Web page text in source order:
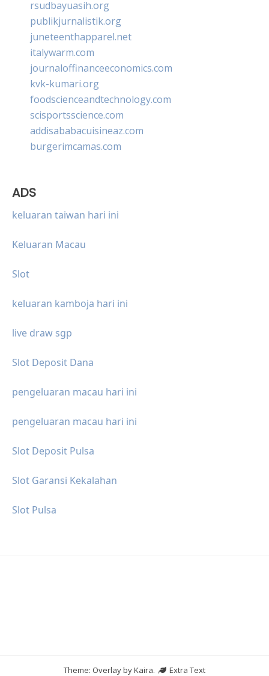
rsudbayuasih.org
publikjurnalistik.org
juneteenthapparel.net
italywarm.com
journaloffinanceeconomics.com
kvk-kumari.org
foodscienceandtechnology.com
scisportsscience.com
addisababacuisineaz.com
burgerimcamas.com
ADS
keluaran taiwan hari ini
Keluaran Macau
Slot
keluaran kamboja hari ini
live draw sgp
Slot Deposit Dana
pengeluaran macau hari ini
pengeluaran macau hari ini
Slot Deposit Pulsa
Slot Garansi Kekalahan
Slot Pulsa
Theme: Overlay byKaira.
Extra Text